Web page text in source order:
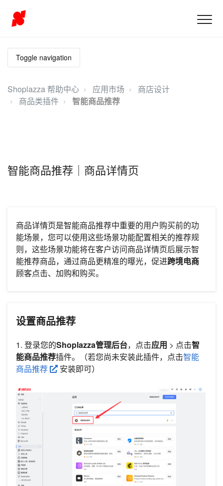
Toggle navigation
Shoplazza 帮助中心 应用市场
商店设计
商品类插件
智能商品推荐
智能商品推荐｜商品详情页
商品详情页是智能商品推荐中重要的用户购买前的功
能场景，您可以使用这些场景功能配置相关的推荐规
则，这些场景功能将在客户访问商品详情页后展示智
能推荐商品，通过商品更精准的曝光，促进跨境电商
顾客点击、加购和购买。
设置商品推荐
1. 登录您的Shoplazza管理后台，点击应用 > 点击智
能商品推荐插件。（若您尚未安装此插件，点击智能
商品推荐
安装即可）